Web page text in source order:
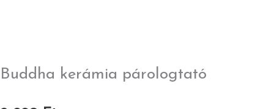
Buddha kerámia párologtató